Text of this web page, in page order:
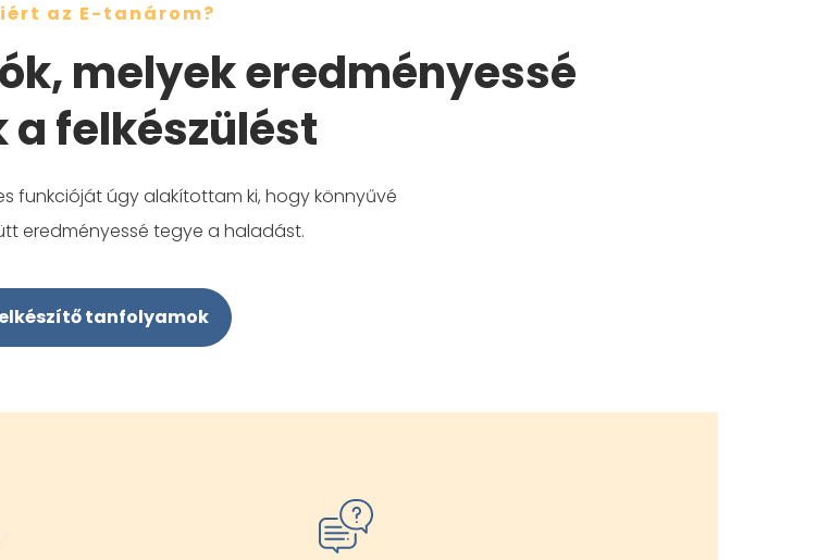
az E-tanárom?
melyek eredményessé
a felkészülést
funkcióját úgy alakítottam ki, hogy könnyűvé
eredményessé tegye a haladást.
tanfolyamok